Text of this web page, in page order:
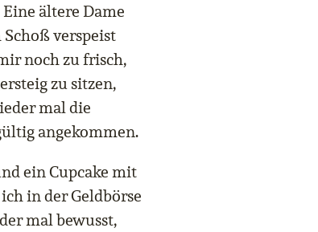
ältere Dame
verspeist
noch zu frisch,
zu sitzen,
mal die
angekommen.
ein Cupcake mit
in der Geldbörse
mal bewusst,